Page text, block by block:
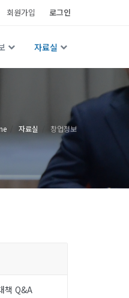
회원가입 로그인
자료실
자료실 창업정보
책 Q&A